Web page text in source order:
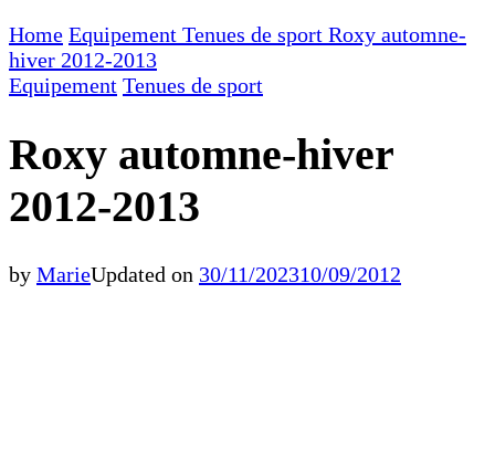
Home Equipement Tenues de sport Roxy automne-
hiver 2012-2013
Equipement Tenues de sport
Roxy automne-hiver
2012-2013
by MarieUpdated on 30/11/202310/09/2012